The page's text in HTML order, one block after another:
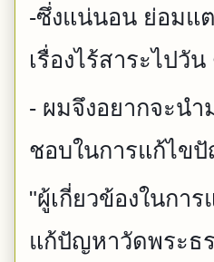
-ซึ่งแน่นอน ย่อมแ
เรื่องไร้สาระไปวั
- ผมจึงอยากจะน
ชอบในการแก้ไข
"ผู้เกี่ยวข้องในกา
แก้ปัญหาวัดพระธ